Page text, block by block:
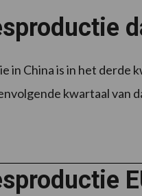
in China is in het derde
kwartaal van